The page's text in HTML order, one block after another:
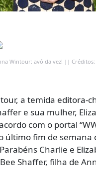
Wintour: avó da vez! || Créditos:
a temida editora-
e sua mulher,
com o portal
último fim de
Charlie e
Shaffer, filha de